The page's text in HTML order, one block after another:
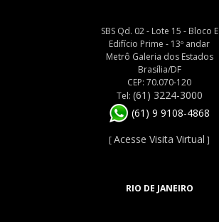
SBS Qd. 02 - Lote 15 - Bloco E
Edifício Prime - 13º andar
Metrô Galeria dos Estados
Brasília/DF
CEP: 70.070-120
Tel: (61) 3224-3000
(61) 9 9108-4868
[Acesse Visita Virtual ]
RIO DE JANEIRO